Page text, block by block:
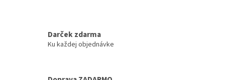
Darček zdarma
Ku každej objednávke